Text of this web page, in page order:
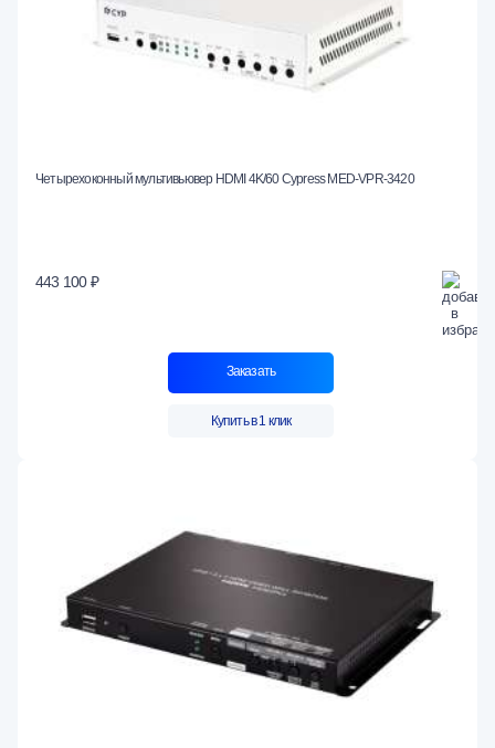
Четырехоконный мультивьювер HDMI 4K/60 Cypress MED-VPR-3420
443 100 ₽
Заказать
Купить в 1 клик